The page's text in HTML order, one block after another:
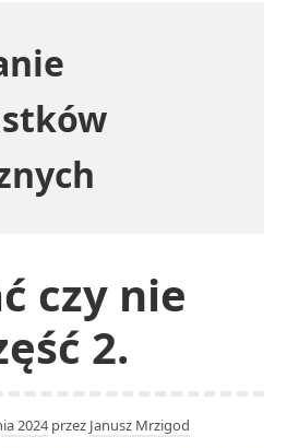
czy nie
2.
2024przez Janusz Mrzigod